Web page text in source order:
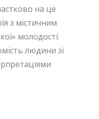
на це
з містичним
молодості.
людини зі